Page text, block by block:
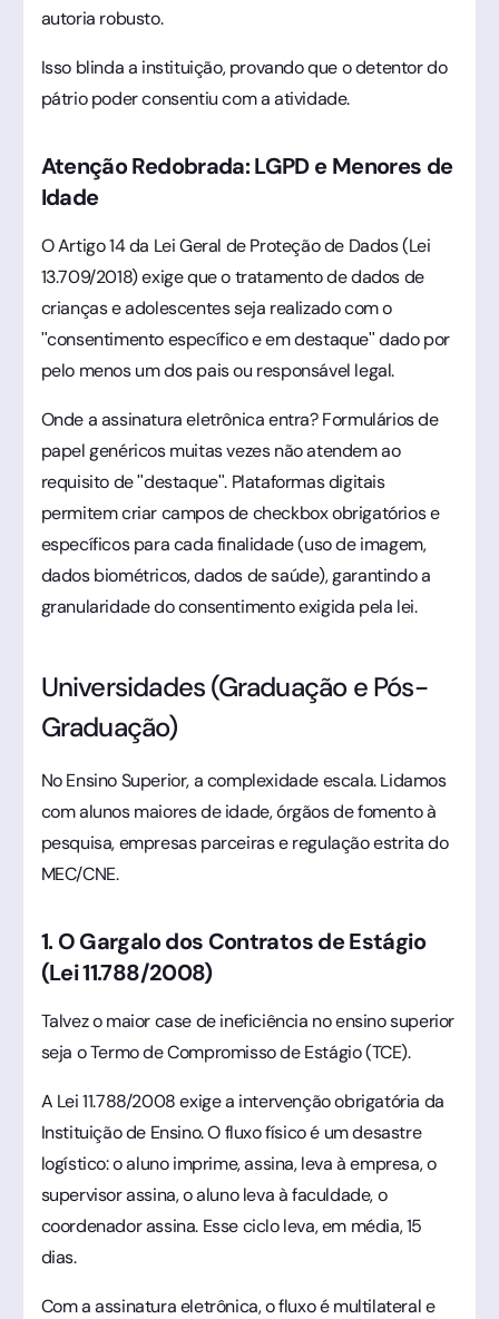
autoria robusto.
Isso blinda a instituição, provando que o detentor do
pátrio poder consentiu com a atividade.
Atenção Redobrada: LGPD e Menores de
Idade
O Artigo 14 da Lei Geral de Proteção de Dados (Lei
13.709/2018) exige que o tratamento de dados de
crianças e adolescentes seja realizado com o
"consentimento específico e em destaque" dado por
pelo menos um dos pais ou responsável legal.
Onde a assinatura eletrônica entra? Formulários de
papel genéricos muitas vezes não atendem ao
requisito de "destaque". Plataformas digitais
permitem criar campos de checkbox obrigatórios e
específicos para cada finalidade (uso de imagem,
dados biométricos, dados de saúde), garantindo a
granularidade do consentimento exigida pela lei.
Universidades (Graduação e Pós-
Graduação)
No Ensino Superior, a complexidade escala. Lidamos
com alunos maiores de idade, órgãos de fomento à
pesquisa, empresas parceiras e regulação estrita do
MEC/CNE.
1. O Gargalo dos Contratos de Estágio
(Lei 11.788/2008)
Talvez o maior case de ineficiência no ensino superior
seja o Termo de Compromisso de Estágio (TCE).
A Lei 11.788/2008 exige a intervenção obrigatória da
Instituição de Ensino. O fluxo físico é um desastre
logístico: o aluno imprime, assina, leva à empresa, o
supervisor assina, o aluno leva à faculdade, o
coordenador assina. Esse ciclo leva, em média, 15
dias.
Com a assinatura eletrônica, o fluxo é multilateral e